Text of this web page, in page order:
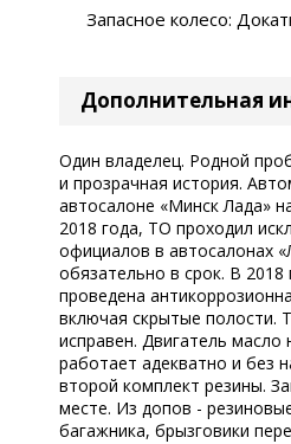
Запасное колесо:
Дополнительная
Один владелец. Родной
и прозрачная история.
автосалоне «Минск Лада»
2018 года, ТО проходил
официалов в автосалонах
обязательно в срок. В 2018
проведена
включая скрытые полости.
исправен. Двигатель масло
работает адекватно и без
второй комплект резины.
месте. Из допов -
багажника, брызговики